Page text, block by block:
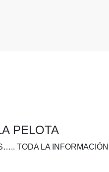
PELOTA
TODA LA INFORMACIÓN